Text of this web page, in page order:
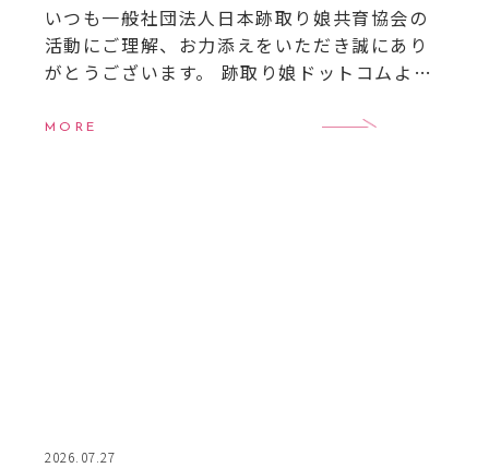
いつも一般社団法人日本跡取り娘共育協会の
活動にご理解、お力添えをいただき誠にあり
がとうございます。 跡取り娘ドットコムより8
内】
8月6日（木）20:00〜21:00 跡取 […]
MORE
2026.07.27